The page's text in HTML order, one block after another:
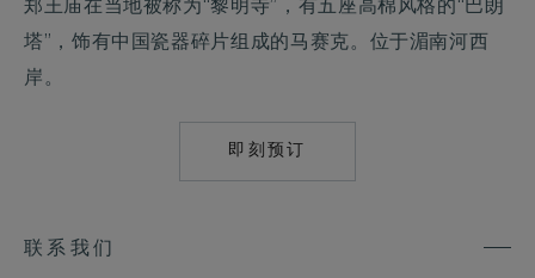
郑王庙在当地被称为“黎明寺”，有五座高棉风格的“巴朗
塔”，饰有中国瓷器碎片组成的马赛克。位于湄南河西
岸。
即刻预订
MAILTO:
联系我们